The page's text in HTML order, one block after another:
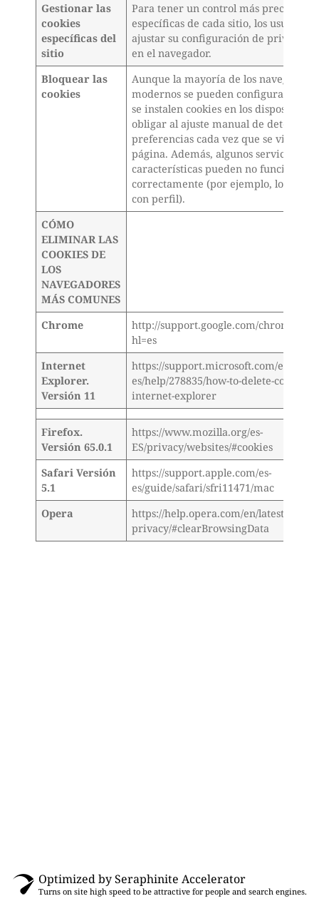
Gestionar las
cookies
específicas del
sitio
Para tener un control más preciso de
específicas de cada sitio, los usuarios
ajustar su configuración de
en el navegador.
Bloquear las
cookies
Aunque la mayoría de los
modernos se pueden configurar para
se instalen cookies en los dispositivos,
obligar al ajuste manual de
preferencias cada vez que se visite
página. Además, algunos servicios y
características pueden no funcionar
correctamente (por ejemplo, los
con perfil).
CÓMO
ELIMINAR LAS
COOKIES DE
LOS
NAVEGADORES
MÁS COMUNES
Chrome
http://support.google.com/chrome/
hl=es
Internet
Explorer.
Versión 11
https://support.microsoft.com/es-
es/help/278835/how-to-delete-cookie-
internet-explorer
Firefox.
Versión 65.0.1
https://www.mozilla.org/es-
ES/privacy/websites/#cookies
Safari Versión
5.1
https://support.apple.com/es-
es/guide/safari/sfri11471/mac
Opera
https://help.opera.com/en/latest/
privacy/#clearBrowsingData
Optimized by Seraphinite Accelerator
Turns on site high speed to be attractive for people and search engines.